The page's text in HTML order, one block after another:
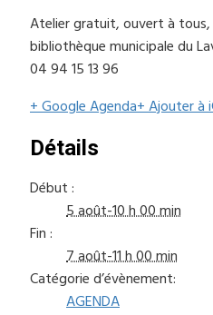
Atelier gratuit, ouvert à tous,
bibliothèque municipale du
04 94 15 13 96
+ Google Agenda+ Ajouter à
Détails
Début :
5 août-10 h 00 min
Fin :
7 août-11 h 00 min
Catégorie d’évènement:
AGENDA